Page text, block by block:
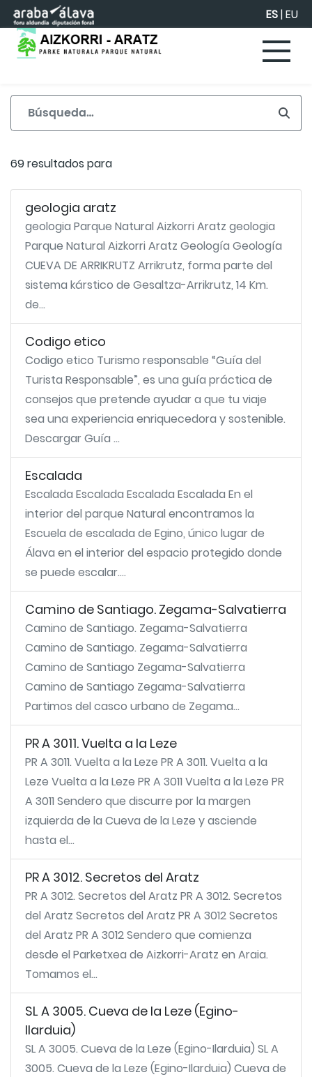
Saltar al contenido principal ES|EU
69 resultados para
geologia aratz
geologia Parque Natural Aizkorri Aratz geologia
Parque Natural Aizkorri Aratz Geología Geología
CUEVA DE ARRIKRUTZ Arrikrutz, forma parte del
sistema kárstico de Gesaltza-Arrikrutz, 14 Km.
de...
Codigo etico
Codigo etico Turismo responsable “Guía del
Turista Responsable”, es una guía práctica de
consejos que pretende ayudar a que tu viaje
sea una experiencia enriquecedora y sostenible.
Descargar Guía ...
Escalada
Escalada Escalada Escalada Escalada En el
interior del parque Natural encontramos la
Escuela de escalada de Egino, único lugar de
Álava en el interior del espacio protegido donde
se puede escalar....
Camino de Santiago. Zegama-Salvatierra
Camino de Santiago. Zegama-Salvatierra
Camino de Santiago. Zegama-Salvatierra
Camino de Santiago Zegama-Salvatierra
Camino de Santiago Zegama-Salvatierra
Partimos del casco urbano de Zegama...
PR A 3011. Vuelta a la Leze
PR A 3011. Vuelta a la Leze PR A 3011. Vuelta a la
Leze Vuelta a la Leze PR A 3011 Vuelta a la Leze PR
A 3011 Sendero que discurre por la margen
izquierda de la Cueva de la Leze y asciende
hasta el...
PR A 3012. Secretos del Aratz
PR A 3012. Secretos del Aratz PR A 3012. Secretos
del Aratz Secretos del Aratz PR A 3012 Secretos
del Aratz PR A 3012 Sendero que comienza
desde el Parketxea de Aizkorri-Aratz en Araia.
Tomamos el...
SL A 3005. Cueva de la Leze (Egino-
Ilarduia)
SL A 3005. Cueva de la Leze (Egino-Ilarduia) SL A
3005. Cueva de la Leze (Egino-Ilarduia) Cueva de